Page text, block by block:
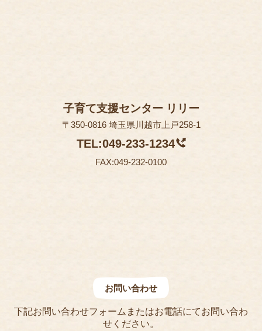
子育て支援センター リリー
〒350-0816 埼玉県川越市上戸258-1
TEL:049-233-1234
FAX:049-232-0100
お問い合わせ
下記お問い合わせフォームまたはお電話にてお問い合わ
せください。